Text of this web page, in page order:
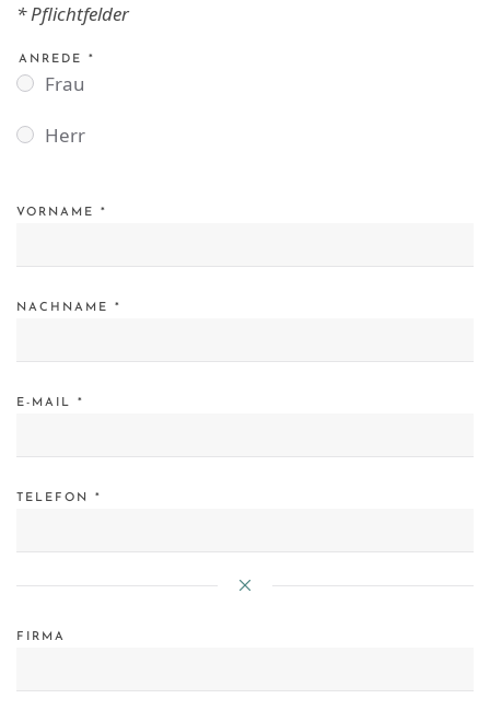
ANREDE *
Frau
Herr
* Pflichtfelder
VORNAME *
NACHNAME *
E-MAIL *
TELEFON *
FIRMA